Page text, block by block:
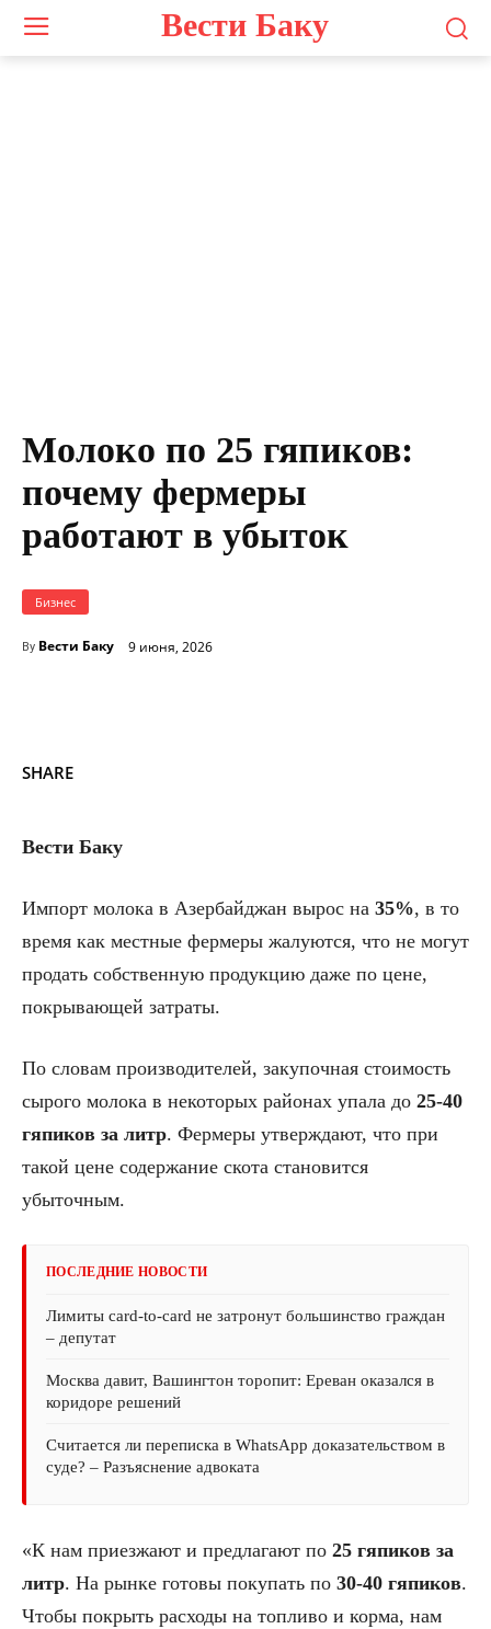
Вести Баку
Молоко по 25 гяпиков:
почему фермеры
работают в убыток
Бизнес
By Вести Баку 9 июня, 2026
SHARE
Вести Баку
Импорт молока в Азербайджан вырос на 35%, в то
время как местные фермеры жалуются, что не могут
продать собственную продукцию даже по цене,
покрывающей затраты.
По словам производителей, закупочная стоимость
сырого молока в некоторых районах упала до 25-40
гяпиков за литр. Фермеры утверждают, что при
такой цене содержание скота становится
убыточным.
ПОСЛЕДНИЕ НОВОСТИ
Лимиты card-to-card не затронут большинство граждан
– депутат
Москва давит, Вашингтон торопит: Ереван оказался в
коридоре решений
Считается ли переписка в WhatsApp доказательством в
суде? – Разъяснение адвоката
«К нам приезжают и предлагают по 25 гяпиков за
литр. На рынке готовы покупать по 30-40 гяпиков.
Чтобы покрыть расходы на топливо и корма, нам